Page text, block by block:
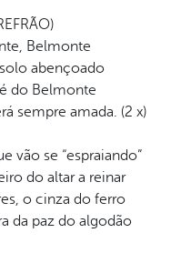
Belmonte
abençoado
do Belmonte
sempre amada. (2 x)
vão se “espraiando”
do altar a reinar
o cinza do ferro
da paz do algodão